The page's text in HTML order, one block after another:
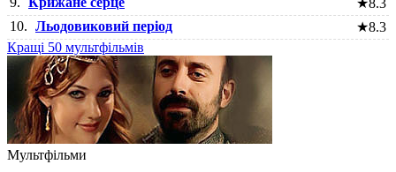
★8.3
10. Льодовиковий період ★8.3
Кращі 50 мультфільмів
Мультфільми